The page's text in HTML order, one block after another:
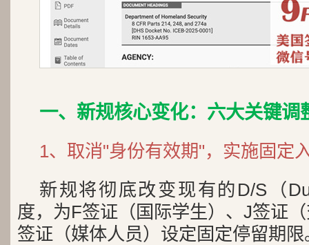
一、新规核心变化：六大关键调
1、取消"身份有效期"，实施固定
新规将彻底改变现有的D/S（
度，为F签证（国际学生）、J签证
签证（媒体人员）设定固定停留期限